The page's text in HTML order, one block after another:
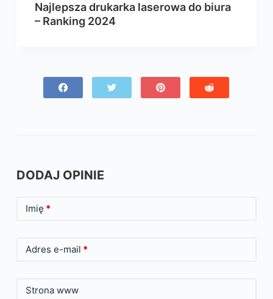
Najlepsza drukarka laserowa do biura
– Ranking 2024
DODAJ OPINIE
Imię *
Adres e-mail *
Strona www